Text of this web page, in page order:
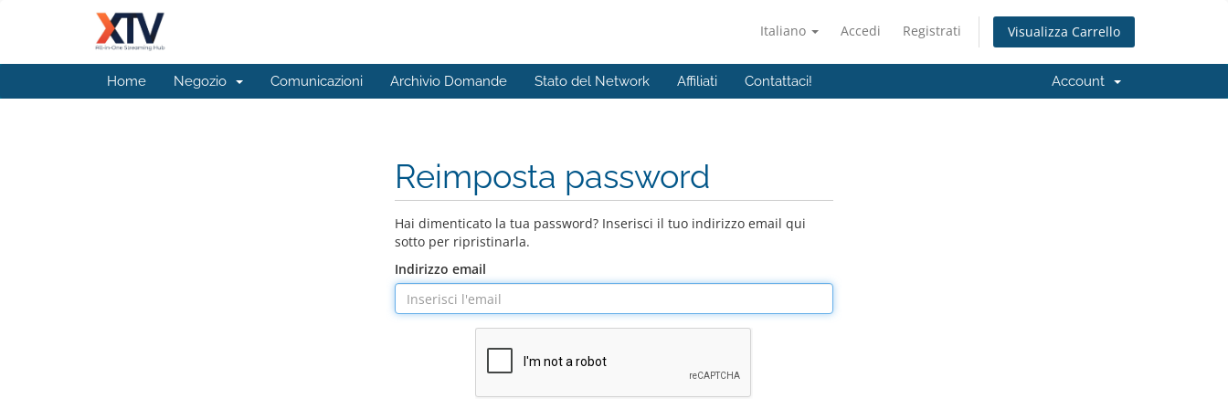
Italiano Accedi Registrati Visualizza Carrello
Home Negozio Comunicazioni Archivio Domande Stato del Network Affiliati Contattaci! Account
Reimposta password
Hai dimenticato la tua password? Inserisci il tuo indirizzo email qui
sotto per ripristinarla.
Indirizzo email